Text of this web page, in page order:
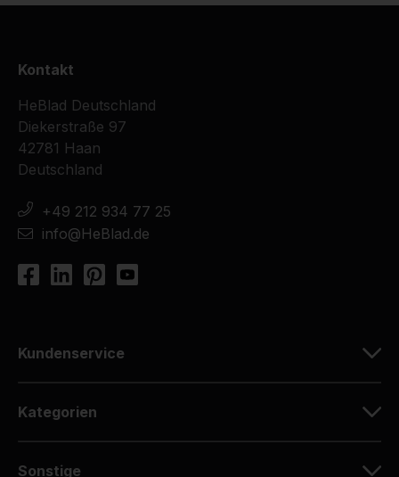
Kontakt
HeBlad Deutschland
Diekerstraße 97
42781 Haan
Deutschland
+49 212 934 77 25
info@HeBlad.de
Kundenservice
Kategorien
Sonstige